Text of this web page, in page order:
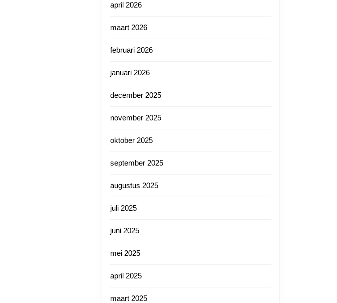
april 2026
maart 2026
februari 2026
januari 2026
december 2025
november 2025
oktober 2025
september 2025
augustus 2025
juli 2025
juni 2025
mei 2025
april 2025
maart 2025